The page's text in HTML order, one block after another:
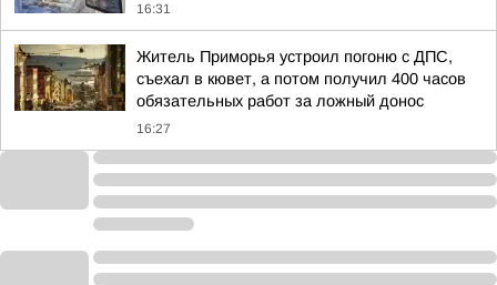
16:31
Житель Приморья устроил погоню с ДПС,
съехал в кювет, а потом получил 400 часов
обязательных работ за ложный донос
16:27